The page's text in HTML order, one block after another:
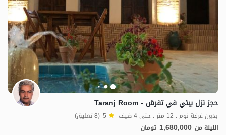
حجز نزل بيئي في تفرش - Taranj Room
بدون غرفة نوم . 12 متر . حتى 4 ضيف 5 (8 تعليق)
الليلة من 1,680,000 تومان